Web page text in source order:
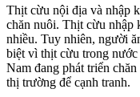
Thịt cừu nội địa và nhập
chăn nuôi. Thịt cừu nhập
nhiều. Tuy nhiên, người
biệt vì thịt cừu trong
Nam đang phát triển
thị trường để cạnh tranh.